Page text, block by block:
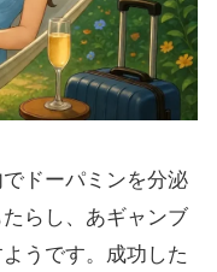
ドーパミンを分泌
らし、あギャンブ
うです。成功した